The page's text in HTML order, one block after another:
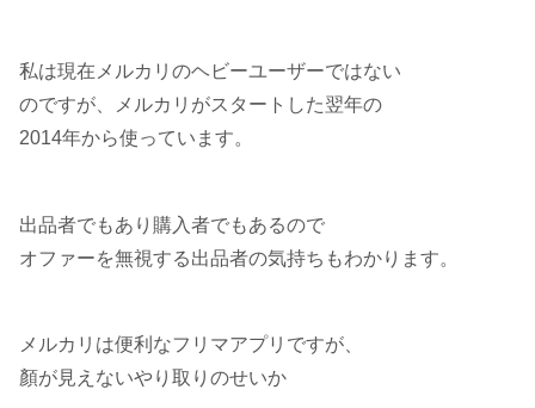
私は現在メルカリのヘビーユーザーではない
のですが、メルカリがスタートした翌年の
2014年から使っています。
出品者でもあり購入者でもあるので
オファーを無視する出品者の気持ちもわかります。
メルカリは便利なフリマアプリですが、
顏が見えないやり取りのせいか